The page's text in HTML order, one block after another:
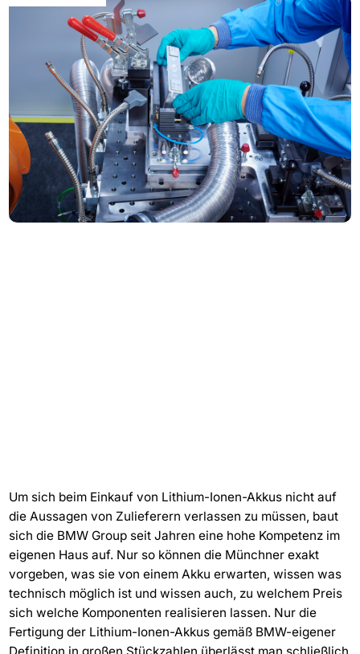
Um sich beim Einkauf von Lithium-Ionen-Akkus nicht auf
die Aussagen von Zulieferern verlassen zu müssen, baut
sich die BMW Group seit Jahren eine hohe Kompetenz im
eigenen Haus auf. Nur so können die Münchner exakt
vorgeben, was sie von einem Akku erwarten, wissen was
technisch möglich ist und wissen auch, zu welchem Preis
sich welche Komponenten realisieren lassen. Nur die
Fertigung der Lithium-Ionen-Akkus gemäß BMW-eigener